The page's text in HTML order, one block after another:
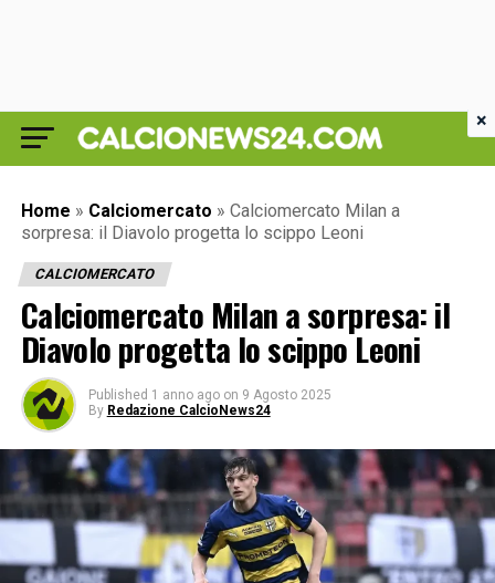
Home » Calciomercato » Calciomercato Milan a
sorpresa: il Diavolo progetta lo scippo Leoni
CALCIOMERCATO
Calciomercato Milan a sorpresa: il
Diavolo progetta lo scippo Leoni
Published 1 anno ago on 9 Agosto 2025
By Redazione CalcioNews24
×